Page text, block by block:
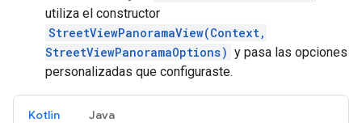
utiliza el constructor
StreetViewPanoramaView(Context,
StreetViewPanoramaOptions) y pasa las opciones
personalizadas que configuraste.
Kotlin Java